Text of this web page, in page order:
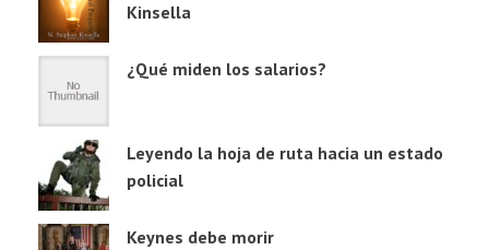
Kinsella
¿Qué miden los salarios?
Leyendo la hoja de ruta hacia un estado
policial
Keynes debe morir